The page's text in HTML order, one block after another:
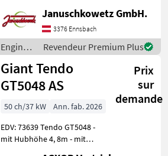
VT JCB‐DualTech‐Getriebe
(stufenlos) mit einem
Kegelradgetriebe und
einem mechanischen Lastsc
Januschkowetz GmbH.
3376 Ennsbach
Engins
de
chantier
/ JCB
Revendeur Premium Plus
Giant Tendo
GT5048 AS
Prix
sur
demande
50 ch/37 kW
Ann. fab. 2026
EDV: 73639 Tendo GT5048 -
mit Hubhöhe 4, 8m - mit